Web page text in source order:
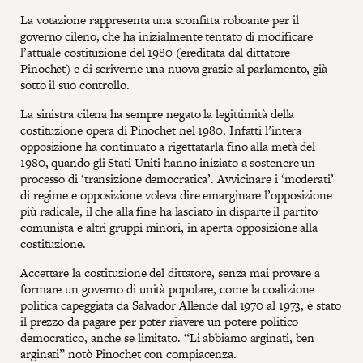
La votazione rappresenta una sconfitta roboante per il
governo cileno, che ha inizialmente tentato di modificare
l’attuale costituzione del 1980 (ereditata dal dittatore
Pinochet) e di scriverne una nuova grazie al parlamento, già
sotto il suo controllo.
La sinistra cilena ha sempre negato la legittimità della
costituzione opera di Pinochet nel 1980. Infatti l’intera
opposizione ha continuato a rigettatarla fino alla metà del
1980, quando gli Stati Uniti hanno iniziato a sostenere un
processo di ‘transizione democratica’. Avvicinare i ‘moderati’
di regime e opposizione voleva dire emarginare l’opposizione
più radicale, il che alla fine ha lasciato in disparte il partito
comunista e altri gruppi minori, in aperta opposizione alla
costituzione.
Accettare la costituzione del dittatore, senza mai provare a
formare un governo di unità popolare, come la coalizione
politica capeggiata da Salvador Allende dal 1970 al 1973, è stato
il prezzo da pagare per poter riavere un potere politico
democratico, anche se limitato. “Li abbiamo arginati, ben
arginati” notò Pinochet con compiacenza.